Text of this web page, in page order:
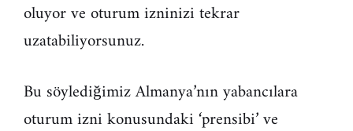
oluyor ve oturum izninizi tekrar
uzatabiliyorsunuz.
Bu söylediğimiz Almanya’nın yabancılara
oturum izni konusundaki ‘prensibi’ ve